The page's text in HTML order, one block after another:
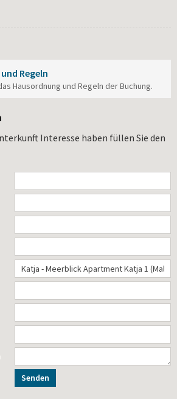
Regeln
Hausordnung und Regeln der Buchung.
Interesse haben füllen Sie den
Senden